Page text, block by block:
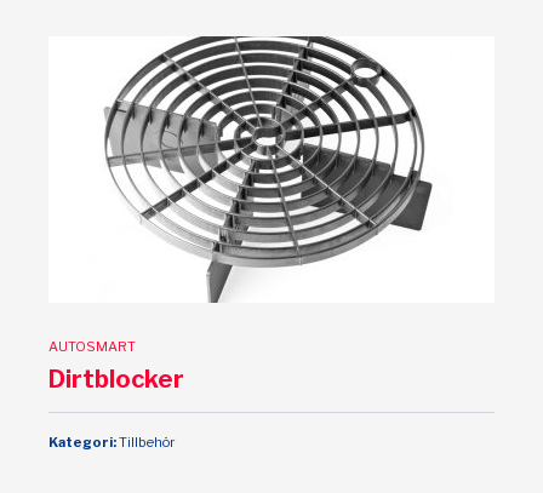
AUTOSMART
Dirtblocker
Kategori:Tillbehör